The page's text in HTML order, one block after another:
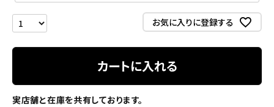
お気に入りに登録する
カートに入れる
実店舗と在庫を共有しております。